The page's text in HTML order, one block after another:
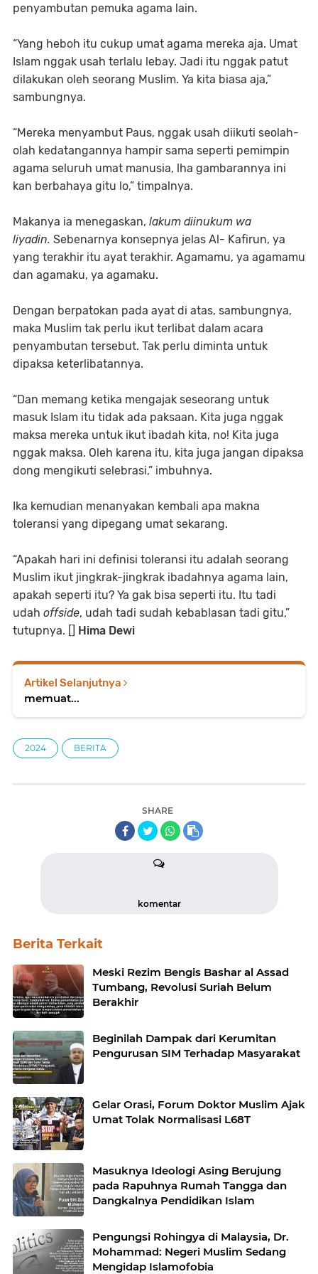
penyambutan pemuka agama lain.
“Yang heboh itu cukup umat agama mereka aja. Umat
Islam nggak usah terlalu lebay. Jadi itu nggak patut
dilakukan oleh seorang Muslim. Ya kita biasa aja,”
sambungnya.
“Mereka menyambut Paus, nggak usah diikuti seolah-
olah kedatangannya hampir sama seperti pemimpin
agama seluruh umat manusia, lha gambarannya ini
kan berbahaya gitu lo,” timpalnya.
Makanya ia menegaskan, lakum diinukum wa
liyadin. Sebenarnya konsepnya jelas Al- Kafirun, ya
yang terakhir itu ayat terakhir. Agamamu, ya agamamu
dan agamaku, ya agamaku.
Dengan berpatokan pada ayat di atas, sambungnya,
maka Muslim tak perlu ikut terlibat dalam acara
penyambutan tersebut. Tak perlu diminta untuk
dipaksa keterlibatannya.
“Dan memang ketika mengajak seseorang untuk
masuk Islam itu tidak ada paksaan. Kita juga nggak
maksa mereka untuk ikut ibadah kita, no! Kita juga
nggak maksa. Oleh karena itu, kita juga jangan dipaksa
dong mengikuti selebrasi,” imbuhnya.
Ika kemudian menanyakan kembali apa makna
toleransi yang dipegang umat sekarang.
“Apakah hari ini definisi toleransi itu adalah seorang
Muslim ikut jingkrak-jingkrak ibadahnya agama lain,
apakah seperti itu? Ya gak bisa seperti itu. Itu tadi
udah offside, udah tadi sudah kebablasan tadi gitu,”
tutupnya. [] Hima Dewi
Artikel Selanjutnya
memuat...
2024 BERITA
SHARE
komentar
Berita Terkait
Meski Rezim Bengis Bashar al Assad
Tumbang, Revolusi Suriah Belum
Berakhir
Beginilah Dampak dari Kerumitan
Pengurusan SIM Terhadap Masyarakat
Gelar Orasi, Forum Doktor Muslim Ajak
Umat Tolak Normalisasi L68T
Masuknya Ideologi Asing Berujung
pada Rapuhnya Rumah Tangga dan
Dangkalnya Pendidikan Islam
Pengungsi Rohingya di Malaysia, Dr.
Mohammad: Negeri Muslim Sedang
Mengidap Islamofobia